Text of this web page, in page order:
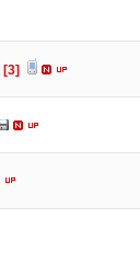
[3]